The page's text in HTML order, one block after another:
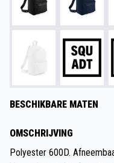
BESCHIKBARE MATEN
OMSCHRIJVING
Polyester 600D.